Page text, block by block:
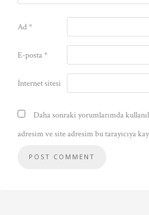
Ad*
E-posta*
İnternet sitesi
Daha sonraki yorumlarımda
adresim ve site adresim bu tarayıcıya